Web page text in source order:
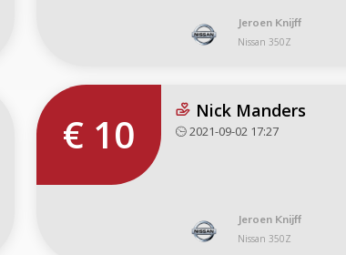
Jeroen Knijff
Nissan 350Z
€ 10 Nick Manders
2021-09-02 17:27
Jeroen Knijff
Nissan 350Z